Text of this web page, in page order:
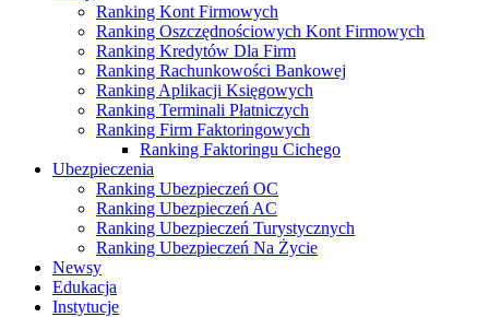
Ranking Kont Firmowych
Ranking Oszczędnościowych Kont Firmowych
Ranking Kredytów Dla Firm
Ranking Rachunkowości Bankowej
Ranking Aplikacji Księgowych
Ranking Terminali Płatniczych
Ranking Firm Faktoringowych
Ranking Faktoringu Cichego
Ubezpieczenia
Ranking Ubezpieczeń OC
Ranking Ubezpieczeń AC
Ranking Ubezpieczeń Turystycznych
Ranking Ubezpieczeń Na Życie
Newsy
Edukacja
Instytucje